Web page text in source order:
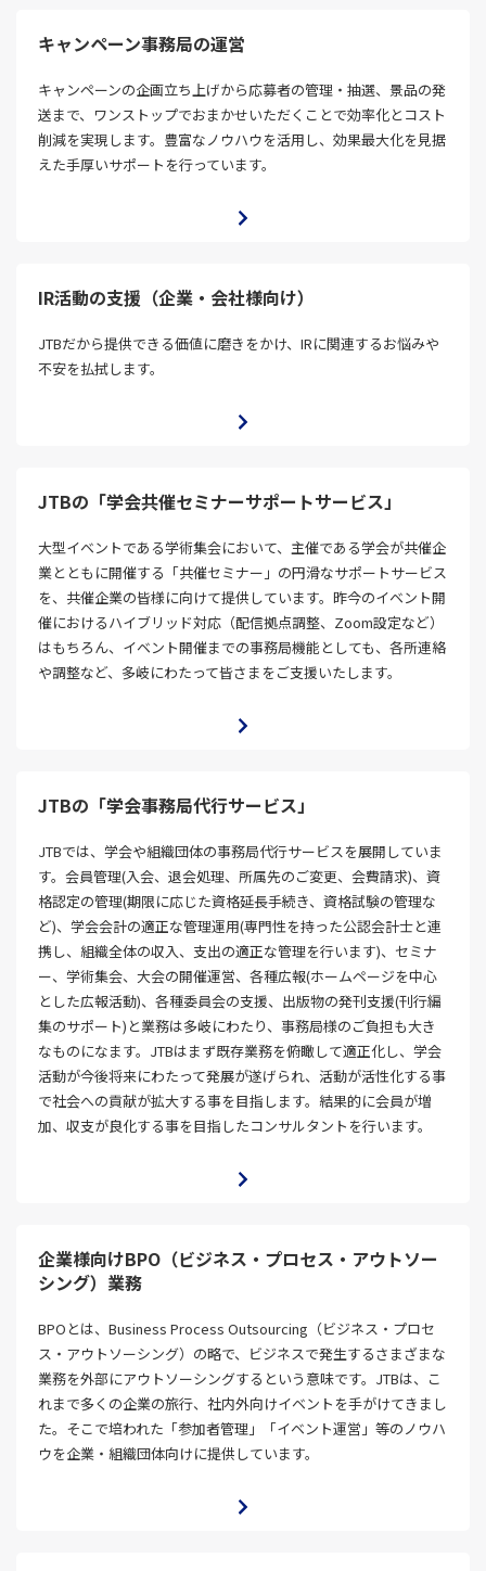
キャンペーン事務局の運営
キャンペーンの企画立ち上げから応募者の管理・抽選、景品の発
送まで、ワンストップでおまかせいただくことで効率化とコスト
削減を実現します。豊富なノウハウを活用し、効果最大化を見据
えた手厚いサポートを行っています。
IR活動の支援（企業・会社様向け）
JTBだから提供できる価値に磨きをかけ、IRに関連するお悩みや
不安を払拭します。
JTBの「学会共催セミナーサポートサービス」
大型イベントである学術集会において、主催である学会が共催企
業とともに開催する「共催セミナー」の円滑なサポートサービス
を、共催企業の皆様に向けて提供しています。昨今のイベント開
催におけるハイブリッド対応（配信拠点調整、Zoom設定など）
はもちろん、イベント開催までの事務局機能としても、各所連絡
や調整など、多岐にわたって皆さまをご支援いたします。
JTBの「学会事務局代行サービス」
JTBでは、学会や組織団体の事務局代行サービスを展開していま
す。会員管理(入会、退会処理、所属先のご変更、会費請求)、資
格認定の管理(期限に応じた資格延長手続き、資格試験の管理な
ど)、学会会計の適正な管理運用(専門性を持った公認会計士と連
携し、組織全体の収入、支出の適正な管理を行います)、セミナ
ー、学術集会、大会の開催運営、各種広報(ホームページを中心
とした広報活動)、各種委員会の支援、出版物の発刊支援(刊行編
集のサポート)と業務は多岐にわたり、事務局様のご負担も大き
なものになます。JTBはまず既存業務を俯瞰して適正化し、学会
活動が今後将来にわたって発展が遂げられ、活動が活性化する事
で社会への貢献が拡大する事を目指します。結果的に会員が増
加、収支が良化する事を目指したコンサルタントを行います。
企業様向けBPO（ビジネス・プロセス・アウトソー
シング）業務
BPOとは、Business Process Outsourcing（ビジネス・プロセ
ス・アウトソーシング）の略で、ビジネスで発生するさまざまな
業務を外部にアウトソーシングするという意味です。JTBは、こ
れまで多くの企業の旅行、社内外向けイベントを手がけてきまし
た。そこで培われた「参加者管理」「イベント運営」等のノウハ
ウを企業・組織団体向けに提供しています。